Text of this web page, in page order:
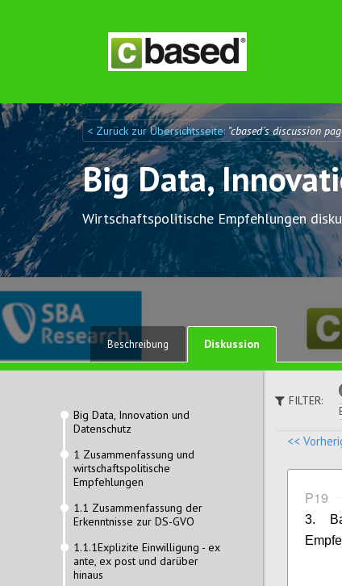
Discuto
Discuto < Zurück zur Übersichtsseite: "cbased´s discussion
Big Data,
Wirtschaftspolitische Empfehlungen
Beschreibung
Diskussion
Big Data, Innovation und
Datenschutz
1 Zusammenfassung und
wirtschaftspolitische
Empfehlungen
1.1 Zusammenfassung der
Erkenntnisse zur DS-GVO
1.1.1Explizite Einwilligung - ex
ante, ex post und darüber
hinaus
FILTER:
<<
P19
3.